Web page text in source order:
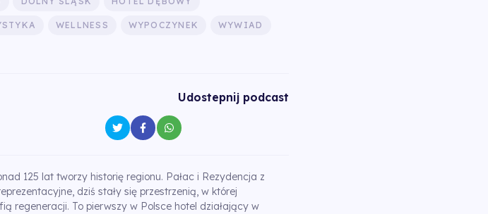
WELLNESS WYPOCZYNEK WYWIAD
Udostepnij podcast
125 lat tworzy historię regionu. Pałac i Rezydencja z
dziś stały się przestrzenią, w której
regeneracji. To pierwszy w Polsce hotel działający w